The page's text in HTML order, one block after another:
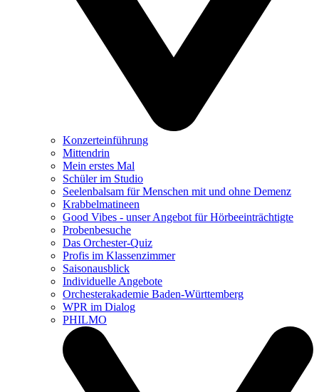
Konzerteinführung
Mittendrin
Mein erstes Mal
Schüler im Studio
Seelenbalsam für Menschen mit und ohne Demenz
Krabbelmatineen
Good Vibes - unser Angebot für Hörbeeinträchtigte
Probenbesuche
Das Orchester-Quiz
Profis im Klassenzimmer
Saisonausblick
Individuelle Angebote
Orchesterakademie Baden-Württemberg
WPR im Dialog
PHILMO